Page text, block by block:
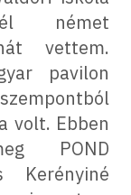
német
vettem.
pavilon
volt. Ebben
POND
Kerényiné